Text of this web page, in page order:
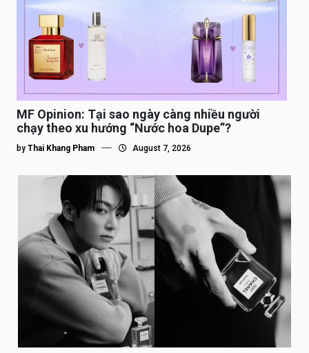
MF Opinion: Tại sao ngày càng nhiều người
chạy theo xu hướng “Nước hoa Dupe”?
by Thai Khang Pham August 7, 2026